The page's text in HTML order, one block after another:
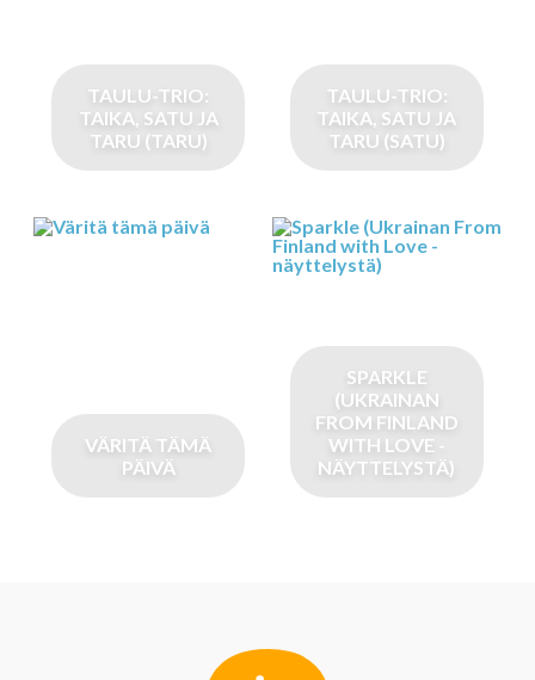
TAULU-TRIO:
TAIKA, SATU JA
TARU (TARU)
TAULU-TRIO:
TAIKA, SATU JA
TARU (SATU)
VÄRITÄ TÄMÄ
PÄIVÄ
SPARKLE
(UKRAINAN
FROM FINLAND
WITH LOVE -
NÄYTTELYSTÄ)